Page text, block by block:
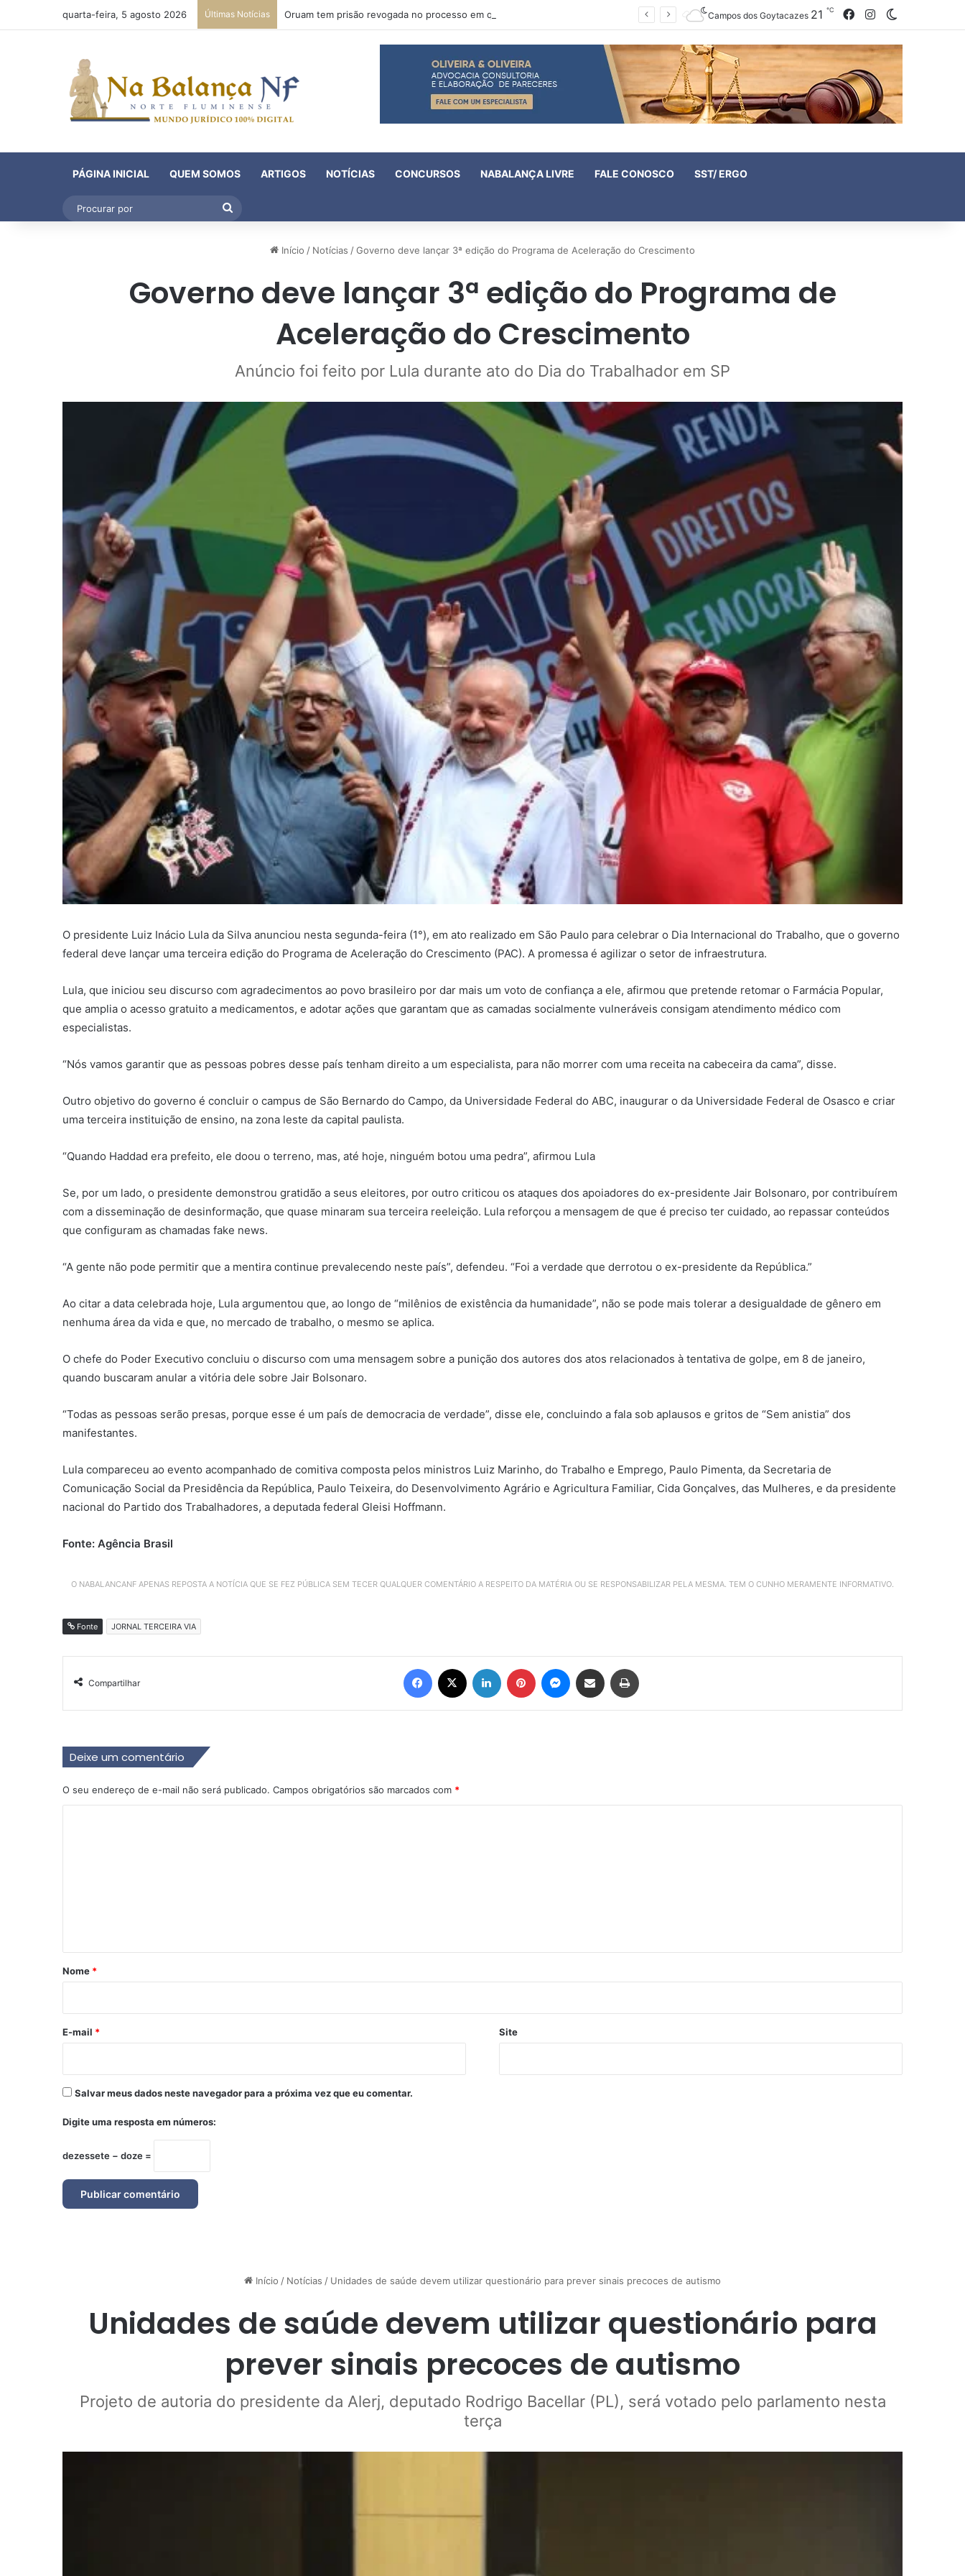
quarta-feira, 5 agosto 2026 Últimas Notícias Campos dos Goytacazes 21 ℃ FacebookInstagram
PÁGINA INICIAL QUEM SOMOS ARTIGOS NOTÍCIAS CONCURSOS NABALANÇA LIVRE FALE CONOSCO SST/ ERGO
Início / Notícias /Governo deve lançar 3ª edição do Programa de Aceleração do Crescimento
Governo deve lançar 3ª edição do Programa de
Aceleração do Crescimento
Anúncio foi feito por Lula durante ato do Dia do Trabalhador em SP
O presidente Luiz Inácio Lula da Silva anunciou nesta segunda-feira (1°), em ato realizado em São Paulo para celebrar o Dia Internacional do Trabalho, que o governo
federal deve lançar uma terceira edição do Programa de Aceleração do Crescimento (PAC). A promessa é agilizar o setor de infraestrutura.
Lula, que iniciou seu discurso com agradecimentos ao povo brasileiro por dar mais um voto de confiança a ele, afirmou que pretende retomar o Farmácia Popular,
que amplia o acesso gratuito a medicamentos, e adotar ações que garantam que as camadas socialmente vulneráveis consigam atendimento médico com
especialistas.
“Nós vamos garantir que as pessoas pobres desse país tenham direito a um especialista, para não morrer com uma receita na cabeceira da cama”, disse.
Outro objetivo do governo é concluir o campus de São Bernardo do Campo, da Universidade Federal do ABC, inaugurar o da Universidade Federal de Osasco e criar
uma terceira instituição de ensino, na zona leste da capital paulista.
“Quando Haddad era prefeito, ele doou o terreno, mas, até hoje, ninguém botou uma pedra”, afirmou Lula
Se, por um lado, o presidente demonstrou gratidão a seus eleitores, por outro criticou os ataques dos apoiadores do ex-presidente Jair Bolsonaro, por contribuírem
com a disseminação de desinformação, que quase minaram sua terceira reeleição. Lula reforçou a mensagem de que é preciso ter cuidado, ao repassar conteúdos
que configuram as chamadas fake news.
“A gente não pode permitir que a mentira continue prevalecendo neste país”, defendeu. “Foi a verdade que derrotou o ex-presidente da República.”
Ao citar a data celebrada hoje, Lula argumentou que, ao longo de “milênios de existência da humanidade”, não se pode mais tolerar a desigualdade de gênero em
nenhuma área da vida e que, no mercado de trabalho, o mesmo se aplica.
O chefe do Poder Executivo concluiu o discurso com uma mensagem sobre a punição dos autores dos atos relacionados à tentativa de golpe, em 8 de janeiro,
quando buscaram anular a vitória dele sobre Jair Bolsonaro.
“Todas as pessoas serão presas, porque esse é um país de democracia de verdade”, disse ele, concluindo a fala sob aplausos e gritos de “Sem anistia” dos
manifestantes.
Lula compareceu ao evento acompanhado de comitiva composta pelos ministros Luiz Marinho, do Trabalho e Emprego, Paulo Pimenta, da Secretaria de
Comunicação Social da Presidência da República, Paulo Teixeira, do Desenvolvimento Agrário e Agricultura Familiar, Cida Gonçalves, das Mulheres, e da presidente
nacional do Partido dos Trabalhadores, a deputada federal Gleisi Hoffmann.
Fonte: Agência Brasil
O NABALANCANF APENAS REPOSTA A NOTÍCIA QUE SE FEZ PÚBLICA SEM TECER QUALQUER COMENTÁRIO A RESPEITO DA MATÉRIA OU SE RESPONSABILIZAR PELA MESMA. TEM O CUNHO MERAMENTE INFORMATIVO.
Fonte JORNAL TERCEIRA VIA
Compartilhar
Deixe um comentário
O seu endereço de e-mail não será publicado. Campos obrigatórios são marcados com *
r
*
Nome *
E-mail * Site
Salvar meus dados neste navegador para a próxima vez que eu comentar.
Digite uma resposta em números:
dezessete − doze =